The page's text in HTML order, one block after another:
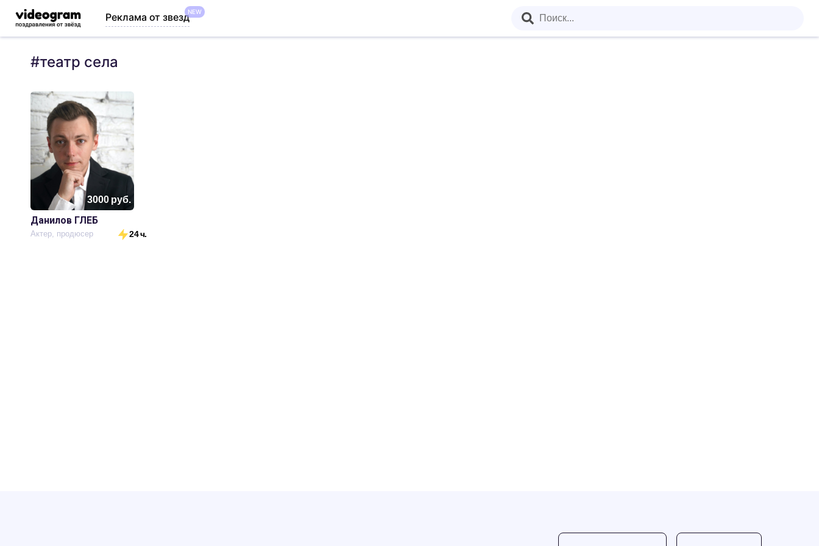
Реклама от звездNEW
#театр села
3000руб.
Данилов ГЛЕБ
Актер, продюсер 24 ч.